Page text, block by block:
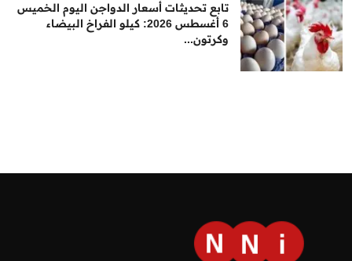
تابع تحديثات أسعار الدواجن اليوم الخميس
6 أغسطس 2026: كيلو الفراخ البيضاء
وكرتون...